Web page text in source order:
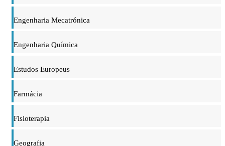
Engenharia Mecatrónica
Engenharia Química
Estudos Europeus
Farmácia
Fisioterapia
Geografia